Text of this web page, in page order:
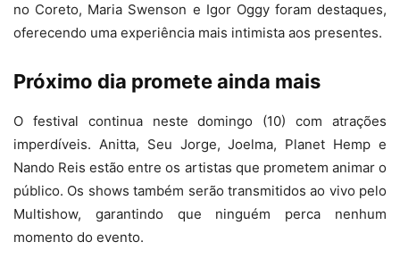
no Coreto, Maria Swenson e Igor Oggy foram destaques,
oferecendo uma experiência mais intimista aos presentes.
Próximo dia promete ainda mais
O festival continua neste domingo (10) com atrações
imperdíveis. Anitta, Seu Jorge, Joelma, Planet Hemp e
Nando Reis estão entre os artistas que prometem animar o
público. Os shows também serão transmitidos ao vivo pelo
Multishow, garantindo que ninguém perca nenhum
momento do evento.